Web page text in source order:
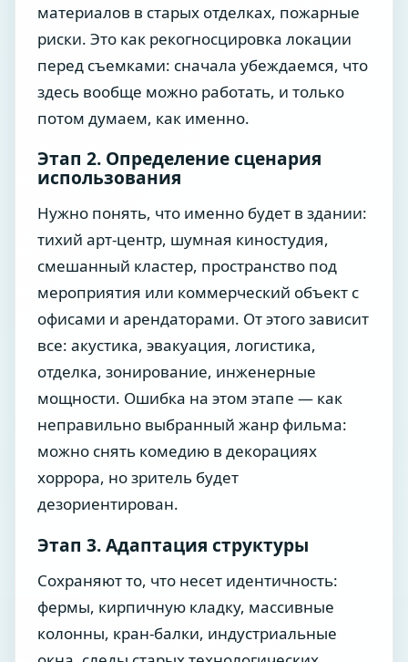
материалов в старых отделках, пожарные
риски. Это как рекогносцировка локации
перед съемками: сначала убеждаемся, что
здесь вообще можно работать, и только
потом думаем, как именно.
Этап 2. Определение сценария
использования
Нужно понять, что именно будет в здании:
тихий арт-центр, шумная киностудия,
смешанный кластер, пространство под
мероприятия или коммерческий объект с
офисами и арендаторами. От этого зависит
все: акустика, эвакуация, логистика,
отделка, зонирование, инженерные
мощности. Ошибка на этом этапе — как
неправильно выбранный жанр фильма:
можно снять комедию в декорациях
хоррора, но зритель будет
дезориентирован.
Этап 3. Адаптация структуры
Сохраняют то, что несет идентичность:
фермы, кирпичную кладку, массивные
колонны, кран-балки, индустриальные